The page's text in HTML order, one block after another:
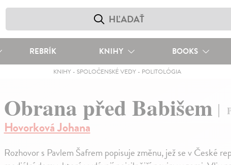
REBRÍK KNIHY BOOKS
KNIHY- SPOLOČENSKÉ VEDY- POLITOLÓGIA
Obrana před Babišem
Hovorková Johana
Rozhovor s Pavlem Šafrem popisuje změnu, jež se v České